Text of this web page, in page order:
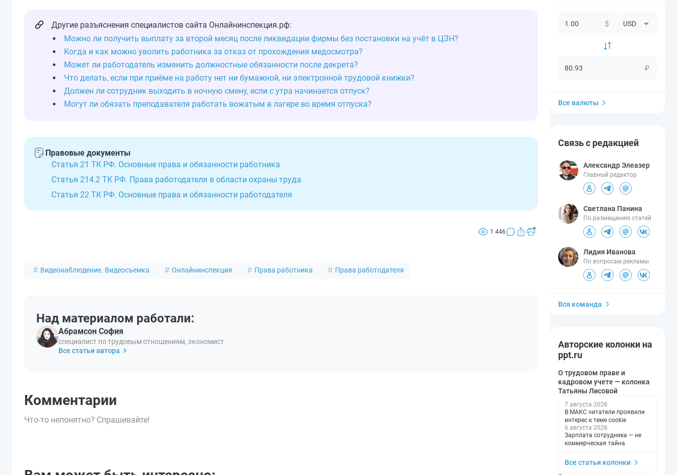
Другие разъяснения специалистов сайта Онлайнинспекция.рф:
Можно ли получить выплату за второй месяц после ликвидации фирмы без постановки на учёт в ЦЗН?
Когда и как можно уволить работника за отказ от прохождения медосмотра?
Может ли работодатель изменить должностные обязанности после декрета?
Что делать, если при приёме на работу нет ни бумажной, ни электронной трудовой книжки?
Должен ли сотрудник выходить в ночную смену, если с утра начинается отпуск?
Могут ли обязать преподавателя работать вожатым в лагере во время отпуска?
Правовые документы
Статья 21 ТК РФ. Основные права и обязанности работника
Статья 214.2 ТК РФ. Права работодателя в области охраны труда
Статья 22 ТК РФ. Основные права и обязанности работодателя
1 446
Видеонаблюдение. Видеосъемка Онлайнинспекция Права работника Права работодателя
Над материалом работали:
Абрамсон София
специалист по трудовым отношениям, экономист
Все статьи автора
Комментарии
Что-то непонятно? Спрашивайте!
$
₽
Все валюты
Связь с редакцией
Александр Элеазер
Главный редактор
Светлана Панина
По размещению статей
Лидия Иванова
По вопросам рекламы
Вся команда
Авторские колонки на
ppt.ru
О трудовом праве и
кадровом учете — колонка
Татьяны Лисовой
7 августа 2026
В МАКС читатели проявили
интерес к теме cookie
6 августа 2026
Зарплата сотрудника — не
коммерческая тайна
Все статьи колонки